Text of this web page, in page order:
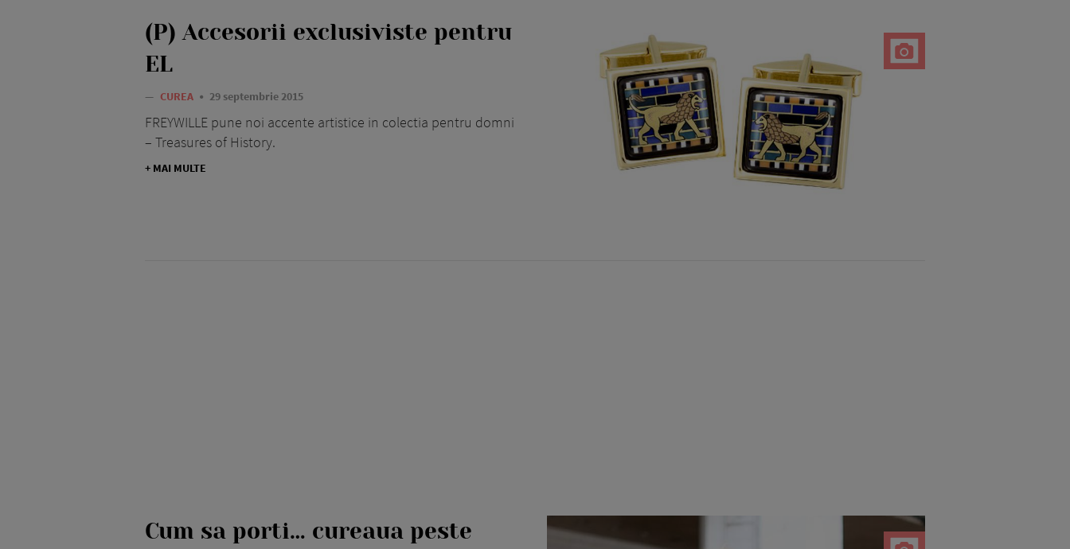
(P) Accesorii exclusiviste pentru
EL
— CUREA 29 septembrie 2015
FREYWILLE pune noi accente artistice in colectia pentru domni
– Treasures of History.
+ MAI MULTE
Cum sa porti… cureaua peste